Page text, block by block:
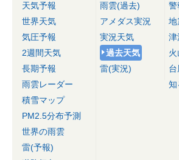
天気予報
世界天気
気圧予報
2週間天気
長期予報
雨雲レーダー
積雪マップ
PM2.5分布予測
世界の雨雲
雷(予報)
雨雲(過去)
アメダス実況
実況天気
過去天気
雷(実況)
警
地
津
知